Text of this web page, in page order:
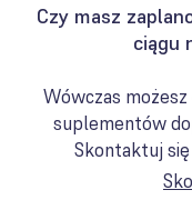
Czy masz
ciągu
Wówczas
suplementów
Skontaktuj